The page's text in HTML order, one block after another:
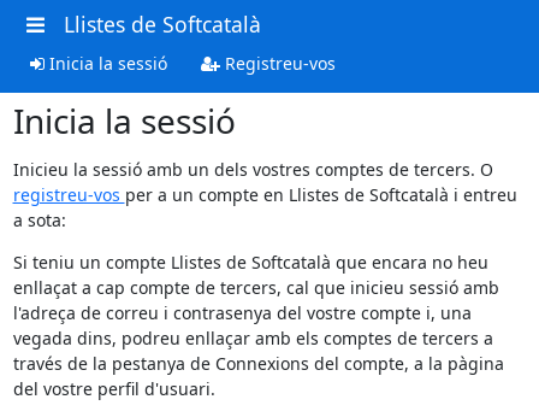
Llistes de Softcatalà
Inicia la sessió Registreu-vos
Inicia la sessió
Inicieu la sessió amb un dels vostres comptes de tercers. O
registreu-vos per a un compte en Llistes de Softcatalà i entreu
a sota:
Si teniu un compte Llistes de Softcatalà que encara no heu
enllaçat a cap compte de tercers, cal que inicieu sessió amb
l'adreça de correu i contrasenya del vostre compte i, una
vegada dins, podreu enllaçar amb els comptes de tercers a
través de la pestanya de Connexions del compte, a la pàgina
del vostre perfil d'usuari.